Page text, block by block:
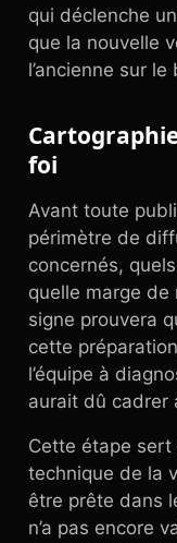
qui déclenche
que la nouvelle
l’ancienne sur
foi
Avant toute
périmètre de
concernés,
quelle marge
signe prouvera
cette
l’équipe à
aurait dû cadrer
Cette étape sert
technique de la
être prête dans
n’a pas encore